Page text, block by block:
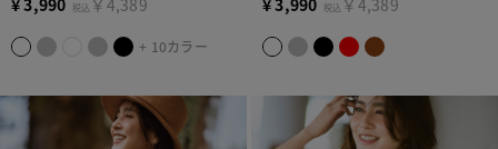
税込
+ 10カラー
税込